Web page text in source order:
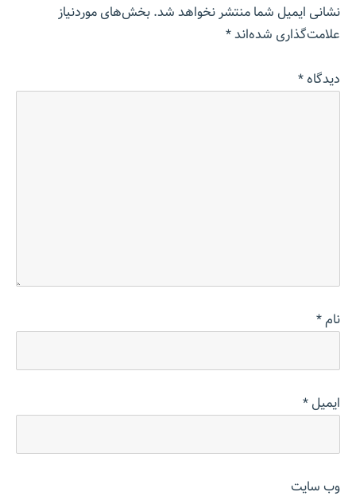
نشانی ایمیل شما منتشر نخواهد شد.بخش‌های موردنیاز
علامت‌گذاری شده‌اند*
دیدگاه*
نام*
ایمیل*
وب‌ سایت